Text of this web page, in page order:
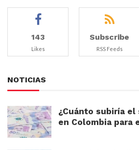
143
Likes
Subscribe
RSS Feeds
NOTICIAS
¿Cuánto subiría el
en Colombia para